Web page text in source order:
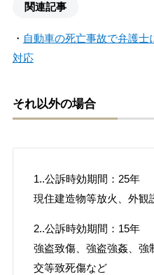
関連記事
・ 自動車の死亡事故で弁護
対応
それ以外の場合
1..公訴時効期間：25年
現住建造物等放火、外観
2..公訴時効期間：15年
強盗致傷、強盗強姦、強
交等致死傷など